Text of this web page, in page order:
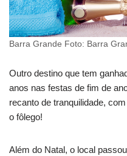
Barra Grande Foto: Barra
Outro destino que tem
anos nas festas de fim de
recanto de tranquilidade,
o fôlego!
Além do Natal, o local